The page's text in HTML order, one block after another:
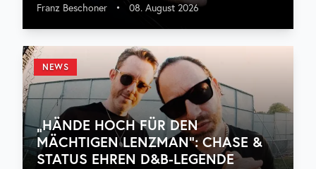
Franz Beschoner • 08. August 2026
NEWS
„HÄNDE HOCH FÜR DEN
MÄCHTIGEN LENZMAN“: CHASE &
STATUS EHREN D&B-LEGENDE